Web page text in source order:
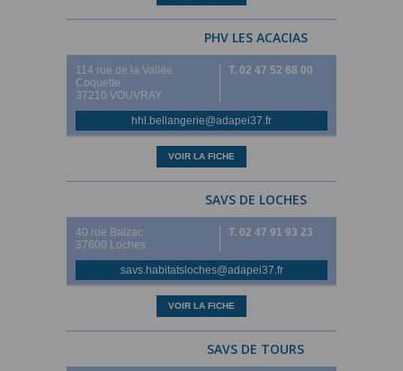
PHV LES ACACIAS
114 rue de la Vallée
Coquette
37210 VOUVRAY
T. 02 47 52 68 00
hhl.bellangerie@adapei37.fr
VOIR LA FICHE
SAVS DE LOCHES
40 rue Balzac
37600 Loches
T. 02 47 91 93 23
savs.habitatsloches@adapei37.fr
VOIR LA FICHE
SAVS DE TOURS